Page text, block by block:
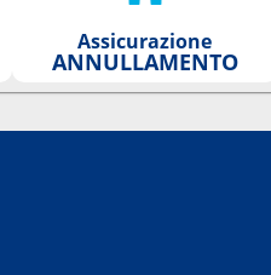
Assicurazione
ANNULLAMENTO